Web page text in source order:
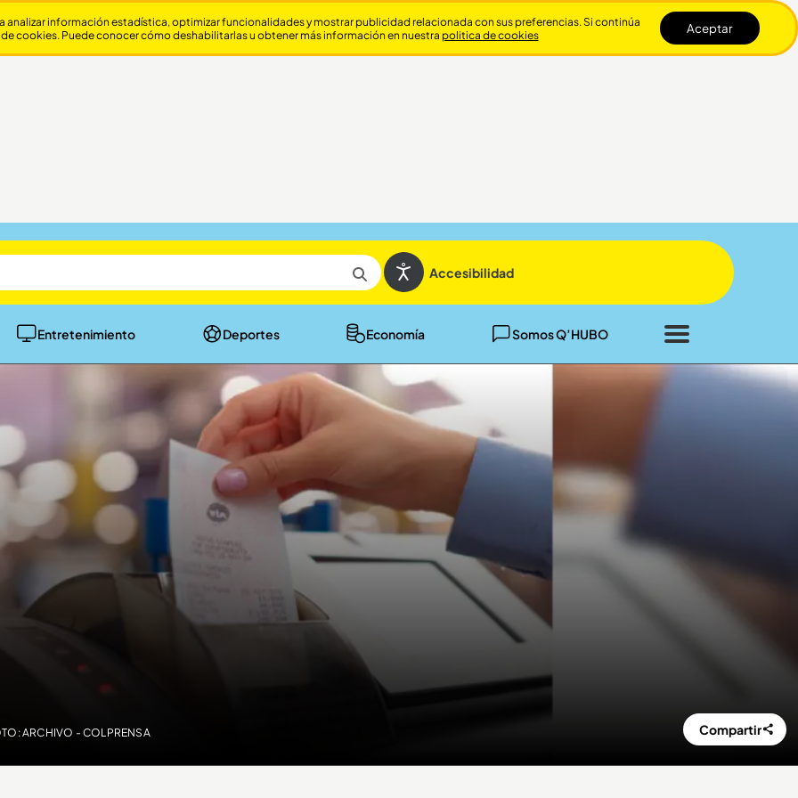
Accesibilidad
Entretenimiento Deportes Economía Somos Q’HUBO
Cerrar
ARCHIVO - COLPRENSA Compartir
información estadística, optimizar funcionalidades y mostrar publicidad relacionada con sus preferencias. Si continúa
cookies. Puede conocer cómo deshabilitarlas u obtener más información en nuestra politica de cookies Aceptar